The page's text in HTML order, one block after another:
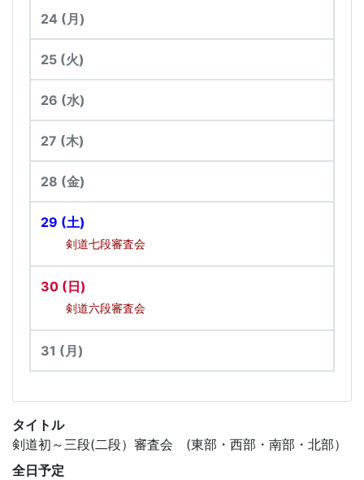
タイトル
剣道初～三段(二段）審査会 (東部・西部・南部・北部）
全日予定
24 (月)
25 (火)
26 (水)
27 (木)
28 (金)
29 (土)
剣道七段審査会
30 (日)
剣道六段審査会
31 (月)